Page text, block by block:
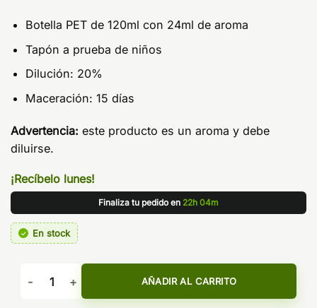
Botella PET de 120ml con 24ml de aroma
Tapón a prueba de niños
Dilución: 20%
Maceración: 15 días
Advertencia: este producto es un aroma y debe
diluirse.
¡Recíbelo lunes!
Finaliza tu pedido en 22h 04m
En stock
Aroma Pink Lemonade Ice 24ml Longfill - Bar Juice by
AÑADIR AL CARRITO